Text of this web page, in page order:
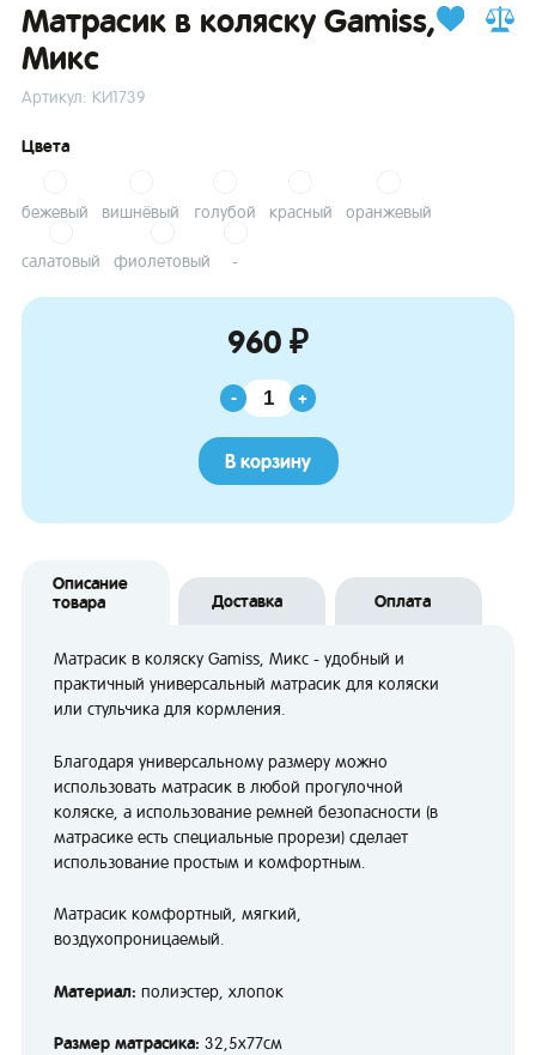
Матрасик в коляску Gamiss,
Микс
Артикул: КИ1739
Цвета
бежевый вишнёвый голубой красный оранжевый
салатовый фиолетовый -
960 ₽
- +
В корзину
Описание
товара
Доставка Оплата
Матрасик в коляску Gamiss, Микс - удобный и
практичный универсальный матрасик для коляски
или стульчика для кормления.
Благодаря универсальному размеру можно
использовать матрасик в любой прогулочной
коляске, а использование ремней безопасности (в
матрасике есть специальные прорези) сделает
использование простым и комфортным.
Матрасик комфортный, мягкий,
воздухопроницаемый.
Материал: полиэстер, хлопок
Размер матрасика: 32,5х77см